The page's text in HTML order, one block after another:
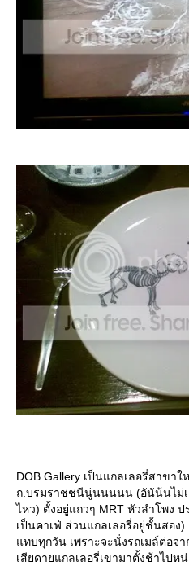
DOB Gallery เป็นแกลเลอรี่สาขา
ถ.บรมราชชนีนู่นนนนน (อันัน้นไม่เ
ไหว) ตั้งอยู่แถวๆ MRT หัวลำโพง ป
เป็นคาเฟ่ ส่วนแกลเลอรี่อยู่ชั้นสอง)
ทบทุกวัน เพราะจะนั่งรถเมล์ต่อจ
เสียดายแกลเลอรี่เขามาตั้งช้าไป